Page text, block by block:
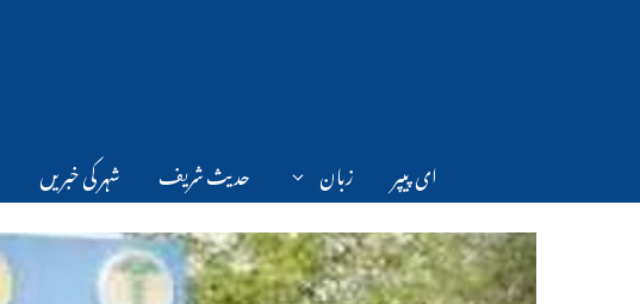
ای پیپر زبان حدیث شریف شہر کی خبریں